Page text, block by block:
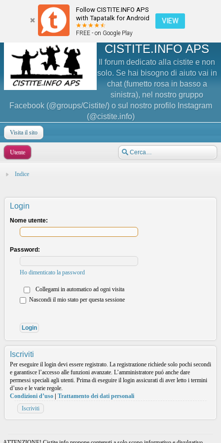
Follow CISTITE.INFO APS
with Tapatalk for Android
FREE - on Google Play
VIEW
CISTITE.INFO APS
Il forum dedicato alla cistite e non
solo. Se hai bisogno di aiuto vai in
chat (fumetto rosa in basso a
sinistra), nel nostro gruppo
Facebook (@groups/Cistite/) o sul nostro profilo Instagram
(@cistite.info)
Visita il sito
Utente
Indice
Login
Nome utente:
Password:
Ho dimenticato la password
Collegami in automatico ad ogni visita
Nascondi il mio stato per questa sessione
Iscriviti
Per eseguire il login devi essere registrato. La registrazione richiede solo pochi secondi
e garantisce l’accesso alle funzioni avanzate. L’amministratore puó anche dare
permessi speciali agli utenti. Prima di eseguire il login assicurati di aver letto i termini
d’uso e le varie regole.
Condizioni d’uso
Trattamento dei dati personali
Iscriviti